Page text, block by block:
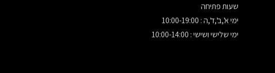
שעות פתיחה
ימי א',ב',ד',ה : 10:00-19:00
ימי שלישי ושישי : 10:00-14:00